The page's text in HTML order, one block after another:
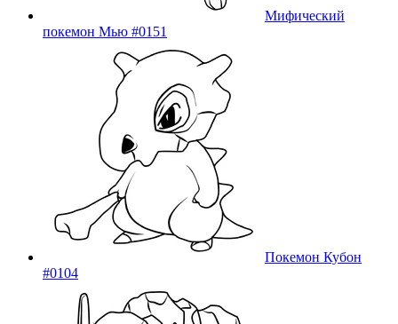
Мифический
покемон Мью #0151
Покемон Кубон
#0104